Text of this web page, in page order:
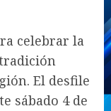
celebrar la
El desfile
sábado 4 de